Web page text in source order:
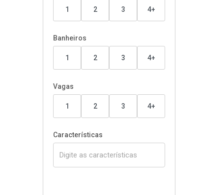
1 2 3 4+
Banheiros
1 2 3 4+
Vagas
1 2 3 4+
Características